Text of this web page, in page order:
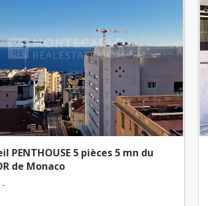
PENTHOUSE 5 pièces 5 mn du
de Monaco